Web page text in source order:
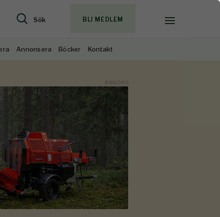
Sök BLI MEDLEM
Annonsera Böcker Kontakt